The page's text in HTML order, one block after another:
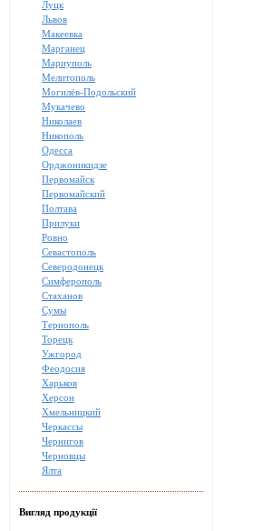
Луцк
Львов
Макеевка
Марганец
Мариуполь
Мелитополь
Могилёв-Подольский
Мукачево
Николаев
Никополь
Одесса
Орджоникидзе
Первомайск
Первомайский
Полтава
Прилуки
Ровно
Севастополь
Северодонецк
Симферополь
Стаханов
Сумы
Тернополь
Торецк
Ужгород
Феодосия
Харьков
Херсон
Хмельницкий
Черкассы
Чернигов
Черновцы
Ялта
Вигляд продукції